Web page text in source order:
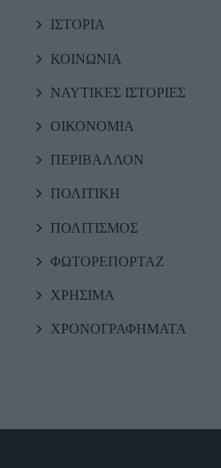
ΙΣΤΟΡΙΑ
ΚΟΙΝΩΝΙΑ
ΝΑΥΤΙΚΕΣ ΙΣΤΟΡΙΕΣ
ΟΙΚΟΝΟΜΙΑ
ΠΕΡΙΒΑΛΛΟΝ
ΠΟΛΙΤΙΚΗ
ΠΟΛΙΤΙΣΜΟΣ
ΦΩΤΟΡΕΠΟΡΤΑΖ
ΧΡΗΣΙΜΑ
ΧΡΟΝΟΓΡΑΦΗΜΑΤΑ